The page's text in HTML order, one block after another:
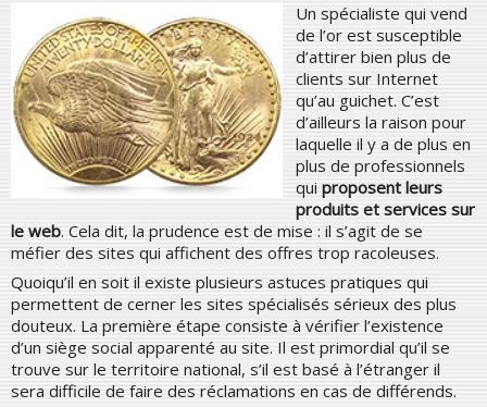
Un spécialiste qui vend
de l’or est susceptible
d’attirer bien plus de
clients sur Internet
qu’au guichet. C’est
d’ailleurs la raison pour
laquelle il y a de plus en
plus de professionnels
qui proposent leurs
produits et services sur
le web. Cela dit, la prudence est de mise : il s’agit de se
méfier des sites qui affichent des offres trop racoleuses.
Quoiqu’il en soit il existe plusieurs astuces pratiques qui
permettent de cerner les sites spécialisés sérieux des plus
douteux. La première étape consiste à vérifier l’existence
d’un siège social apparenté au site. Il est primordial qu’il se
trouve sur le territoire national, s’il est basé à l’étranger il
sera difficile de faire des réclamations en cas de différends.